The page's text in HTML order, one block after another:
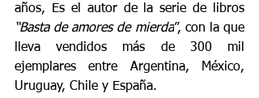
años, Es el autor de la serie de libros
“Basta de amores de mierda”, con la que
lleva vendidos más de 300 mil
ejemplares entre Argentina, México,
Uruguay, Chile y España.